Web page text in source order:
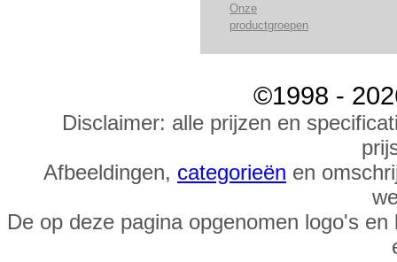
Onze
productgroepen
©1998 -
Disclaimer: alle prijzen en
Afbeeldingen, categorieën en
De op deze pagina opgenomen logo's